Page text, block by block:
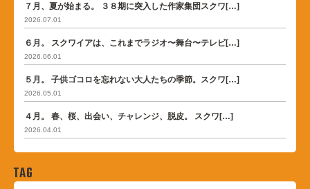
７月、夏が始まる。 ３８期に突入した作家集団スクワ[…]
2026.07.01
６月。 スクワイアは、これまでラジオ〜舞台〜テレビ[…]
2026.06.01
５月。 子供ゴコロを忘れない大人たちの季節。スクワ[…]
2026.05.01
４月。 春、桜、出会い、チャレンジ、脱皮。 スクワ[…]
2026.04.01
TAG